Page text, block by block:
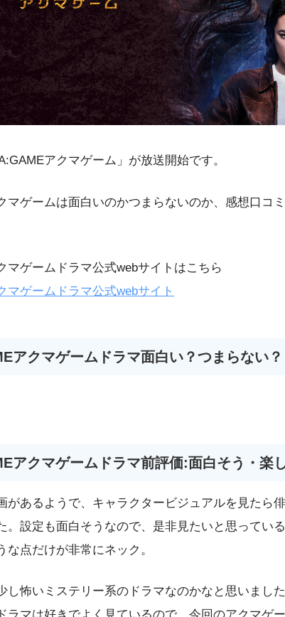
アクマゲーム」が放送開始です。
マゲームは面白いのかつまらないのか、感想口コ
マゲームドラマ公式webサイトはこちら
マゲームドラマ公式webサイト
アクマゲームドラマ面白い？つまらない？
アクマゲームドラマ前評価:面白そう・楽
があるようで、キャラクタービジュアルを見たら
。設定も面白そうなので、是非見たいと思ってい
な点だけが非常にネック。
し怖いミステリー系のドラマなのかなと思いまし